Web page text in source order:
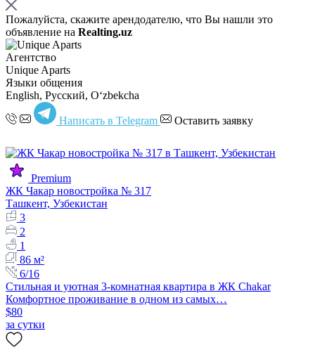
Пожалуйста, скажите арендодателю, что Вы нашли это
объявление на Realting.uz
Агентство
Unique Aparts
Языки общения
English, Русский, Oʻzbekcha
Написать в Telegram Оставить заявку
Premium
ЖК Чакар новостройка № 317
Ташкент, Узбекистан
3
2
1
86 м²
6/16
Стильная и уютная 3-комнатная квартира в ЖК Chakar
Комфортное проживание в одном из самых…
$80
за сутки